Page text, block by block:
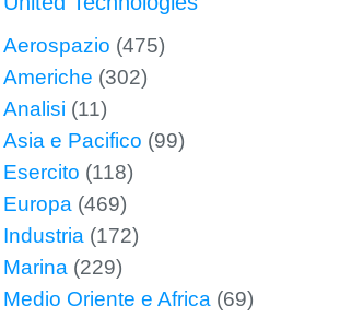
Aerospazio (475)
Americhe (302)
Analisi (11)
Asia e Pacifico (99)
Esercito (118)
Europa (469)
Industria (172)
Marina (229)
Medio Oriente e Africa (69)